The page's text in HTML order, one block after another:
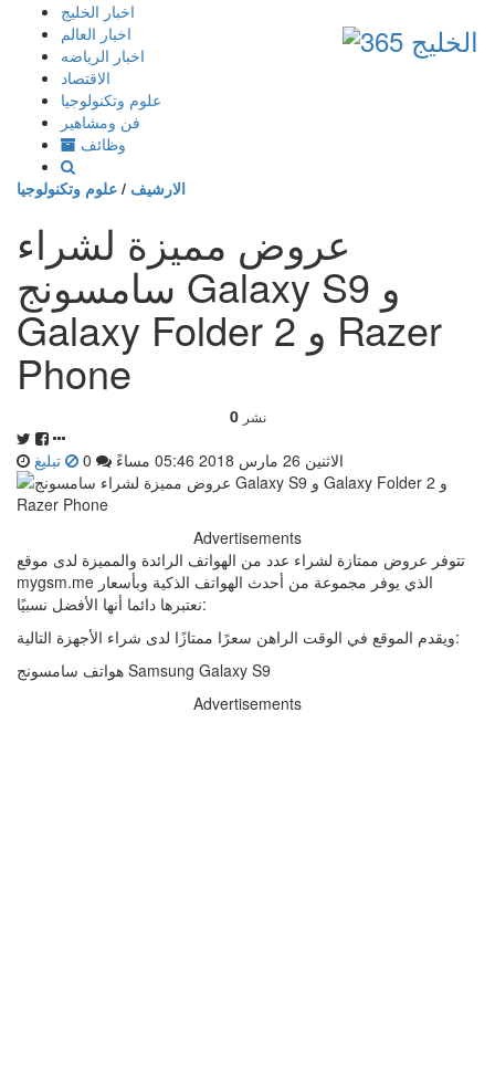
إذهب
المحتوى
اخبار الخليج
اخبار العالم
اخبار الرياضه
الاقتصاد
علوم وتكنولوجيا
فن ومشاهير
وظائف
الارشيف / علوم وتكنولوجيا
عروض مميزة لشراء
سامسونج Galaxy S9 و
Galaxy Folder 2 و Razer
Phone
0 نشر
الاثنين 26 مارس 2018 05:46 مساءً تبليغ
Advertisements
تتوفر عروض ممتازة لشراء عدد من الهواتف الرائدة والمميزة لدى موقع
mygsm.me الذي يوفر مجموعة من أحدث الهواتف الذكية وبأسعار
نعتبرها دائما أنها الأفضل نسبيًا:
ويقدم الموقع في الوقت الراهن سعرًا ممتازًا لدى شراء الأجهزة التالية:
هواتف سامسونج Samsung Galaxy S9
Advertisements